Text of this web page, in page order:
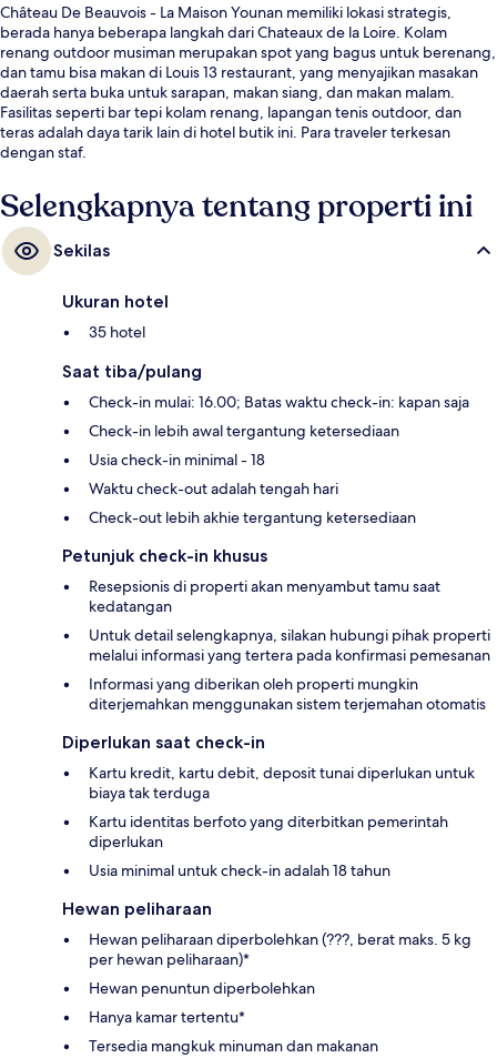
Château De Beauvois - La Maison Younan memiliki lokasi strategis,
berada hanya beberapa langkah dari Chateaux de la Loire. Kolam
renang outdoor musiman merupakan spot yang bagus untuk berenang,
dan tamu bisa makan di Louis 13 restaurant, yang menyajikan masakan
daerah serta buka untuk sarapan, makan siang, dan makan malam.
Fasilitas seperti bar tepi kolam renang, lapangan tenis outdoor, dan
teras adalah daya tarik lain di hotel butik ini. Para traveler terkesan
dengan staf.
Selengkapnya tentang properti ini
Sekilas
Ukuran hotel
35 hotel
Saat tiba/pulang
Check-in mulai: 16.00; Batas waktu check-in: kapan saja
Check-in lebih awal tergantung ketersediaan
Usia check-in minimal - 18
Waktu check-out adalah tengah hari
Check-out lebih akhie tergantung ketersediaan
Petunjuk check-in khusus
Resepsionis di properti akan menyambut tamu saat
kedatangan
Untuk detail selengkapnya, silakan hubungi pihak properti
melalui informasi yang tertera pada konfirmasi pemesanan
Informasi yang diberikan oleh properti mungkin
diterjemahkan menggunakan sistem terjemahan otomatis
Diperlukan saat check-in
Kartu kredit, kartu debit, deposit tunai diperlukan untuk
biaya tak terduga
Kartu identitas berfoto yang diterbitkan pemerintah
diperlukan
Usia minimal untuk check-in adalah 18 tahun
Hewan peliharaan
Hewan peliharaan diperbolehkan (???, berat maks. 5 kg
per hewan peliharaan)*
Hewan penuntun diperbolehkan
Hanya kamar tertentu*
Tersedia mangkuk minuman dan makanan